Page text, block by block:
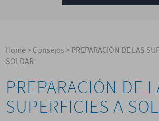
Home>Consejos>PREPARACIÓN DE LAS
SOLDAR
PREPARACIÓN DE
SUPERFICIES A